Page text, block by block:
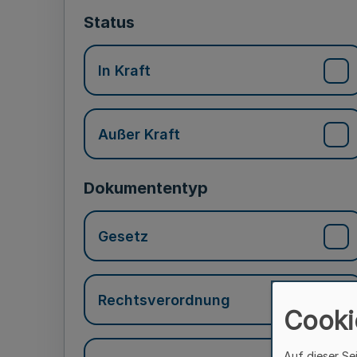
Status
In Kraft
Außer Kraft
Dokumententyp
Gesetz
Rechtsverordnung